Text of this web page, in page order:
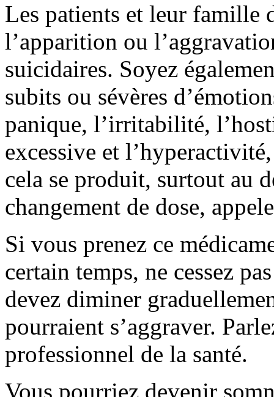
Les patients et leur famille
l’apparition ou
suicidaires. Soyez
subits ou sévères
panique, l’irritabilité,
excessive et
cela se produit, surtout au
changement de dose,
Si vous prenez ce
certain temps, ne cessez
devez diminer
pourraient s’aggraver.
professionnel de la santé.
Vous pourriez devenir